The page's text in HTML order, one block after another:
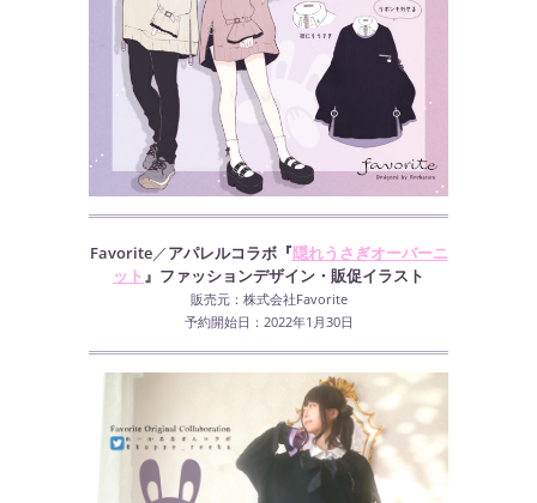
Favorite／アパレルコラボ『隠れうさぎオーバーニ
ット』ファッションデザイン・販促イラスト
販売元：株式会社Favorite
予約開始日：2022年1月30日